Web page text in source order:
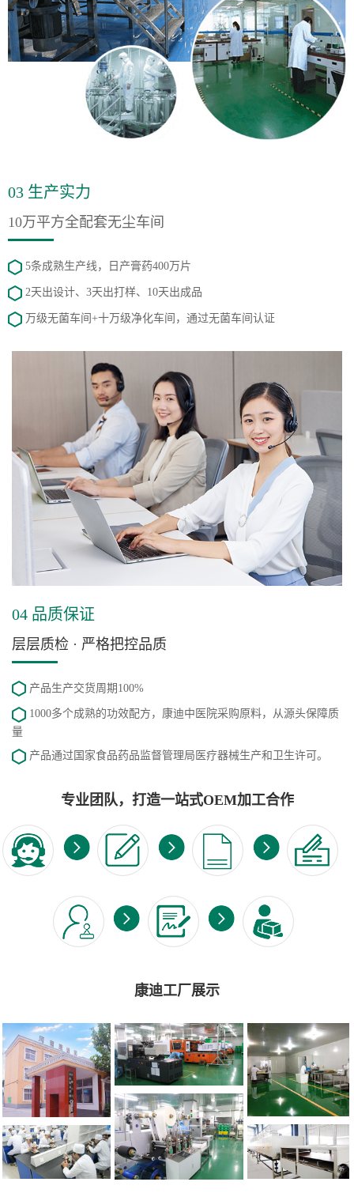
03 生产实力
10万平方全配套无尘车间
5条成熟生产线，日产膏药400万片
2天出设计、3天出打样、10天出成品
万级无菌车间+十万级净化车间，通过无菌车间认证
04 品质保证
层层质检 · 严格把控品质
产品生产交货周期100%
1000多个成熟的功效配方，康迪中医院采购原料，从源头保障质
量
产品通过国家食品药品监督管理局医疗器械生产和卫生许可。
专业团队，打造一站式OEM加工合作
康迪工厂展示